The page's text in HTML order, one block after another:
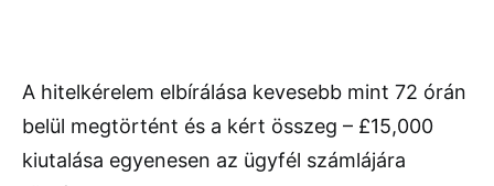
A hitelkérelem elbírálása kevesebb mint 72 órán
belül megtörtént és a kért összeg – £15,000
kiutalása egyenesen az ügyfél számlájára